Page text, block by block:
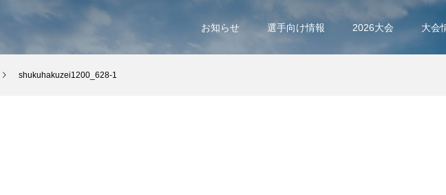
お知らせ 選手向け情報 2026大会 大会
shukuhakuzei1200_628-1